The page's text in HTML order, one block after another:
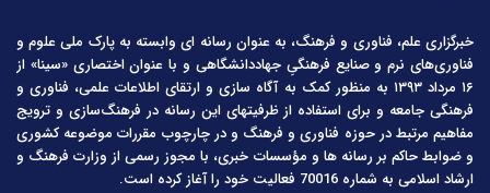
خبرگزاری علم، فناوری و فرهنگ، به عنوان رسانه ای وابسته به پارک ملی علوم و
فناوری‌های نرم و صنایع فرهنگیِ جهاددانشگاهی و با عنوان اختصاری «سینا» از
۱۶ مرداد ۱۳۹۳ به منظور کمک به آگاه سازی و ارتقای اطلاعات علمی، فناوری و
فرهنگی جامعه و برای استفاده از ظرفیتهای این رسانه در فرهنگ‌سازی و ترویج
مفاهیم مرتبط در حوزه فناوری و فرهنگ و در چارچوب مقررات موضوعه کشوری
و ضوابط حاکم بر رسانه ها و مؤسسات خبری، با مجوز رسمی از وزارت فرهنگ و
ارشاد اسلامی به شماره 70016 فعالیت خود را آغاز کرده است.